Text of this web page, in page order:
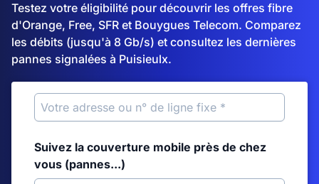
Testez votre éligibilité pour découvrir les offres fibre
d'Orange, Free, SFR et Bouygues Telecom. Comparez
les débits (jusqu'à 8 Gb/s) et consultez les dernières
pannes signalées à Puisieulx.
Suivez la couverture mobile près de chez
vous (pannes...)